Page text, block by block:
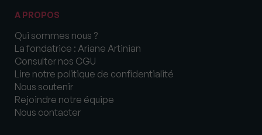
A PROPOS
Qui sommes nous ?
La fondatrice : Ariane Artinian
Consulter nos CGU
Lire notre politique de confidentialité
Nous soutenir
Rejoindre notre équipe
Nous contacter